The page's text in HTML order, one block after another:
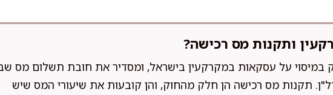
ותקנות מס רכישה?
במיסוי על עסקאות במקרקעין בישראל, ומסדיר את חובת תשלום מס
תקנות מס רכישה הן חלק מהחוק, והן קובעות את שיעורי המס שיש